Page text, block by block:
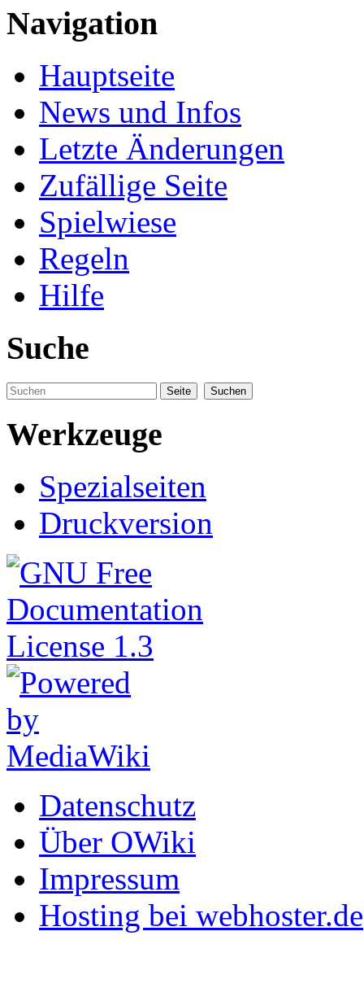
Navigation
Hauptseite
News und Infos
Letzte Änderungen
Zufällige Seite
Spielwiese
Regeln
Hilfe
Suche
Werkzeuge
Spezialseiten
Druckversion
Datenschutz
Über OWiki
Impressum
Hosting bei webhoster.de